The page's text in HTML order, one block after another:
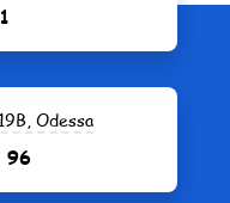
Odessa
96